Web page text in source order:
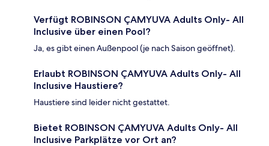
Verfügt ROBINSON ÇAMYUVA Adults Only- All
Inclusive über einen Pool?
Ja, es gibt einen Außenpool (je nach Saison geöffnet).
Erlaubt ROBINSON ÇAMYUVA Adults Only- All
Inclusive Haustiere?
Haustiere sind leider nicht gestattet.
Bietet ROBINSON ÇAMYUVA Adults Only- All
Inclusive Parkplätze vor Ort an?